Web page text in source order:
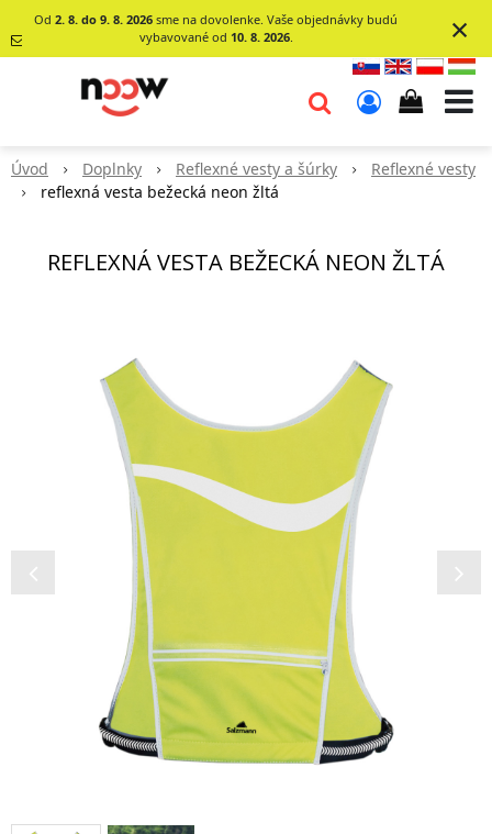
Od2. 8. do 9. 8. 2026 sme na dovolenke. Vaše objednávky budú
vybavované od 10. 8. 2026. ×
0903620260
Úvod Doplnky Reflexné vesty a šúrky
Reflexné vesty
reflexná vesta bežecká neon žltá
REFLEXNÁ VESTA BEŽECKÁ NEON ŽLTÁ